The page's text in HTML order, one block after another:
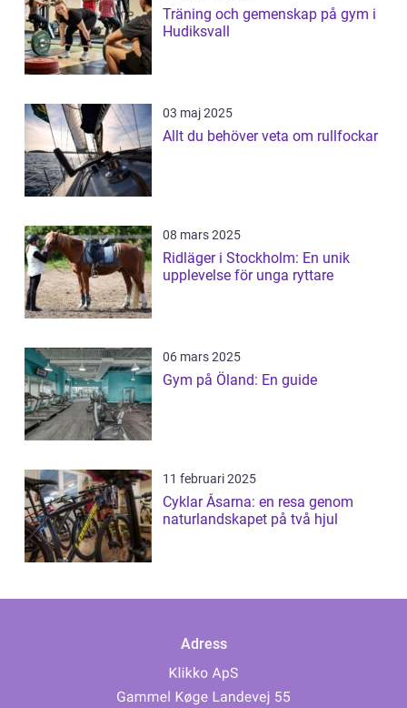
Träning och gemenskap på gym i
Hudiksvall
03 maj 2025
Allt du behöver veta om rullfockar
08 mars 2025
Ridläger i Stockholm: En unik
upplevelse för unga ryttare
06 mars 2025
Gym på Öland: En guide
11 februari 2025
Cyklar Åsarna: en resa genom
naturlandskapet på två hjul
Adress